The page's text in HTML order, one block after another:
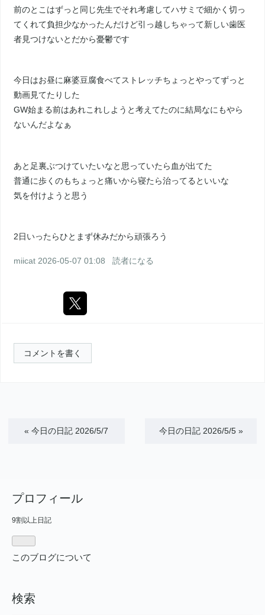
前のとこはずっと同じ先生でそれ考慮してハサミで細かく切っ
てくれて負担少なかったんだけど引っ越しちゃって新しい歯医
者見つけないとだから憂鬱です
今日はお昼に麻婆豆腐食べてストレッチちょっとやってずっと
動画見てたりした
GW始まる前はあれこれしようと考えてたのに結局なにもやら
ないんだよなぁ
あと足裏ぶつけていたいなと思っていたら血が出てた
普通に歩くのもちょっと痛いから寝たら治ってるといいな
気を付けようと思う
2日いったらひとまず休みだから頑張ろう
miicat 2026-05-07 01:08 読者になる
コメントを書く
«今日の日記 2026/5/7 今日の日記 2026/5/5 »
プロフィール
9割以上日記
このブログについて
検索